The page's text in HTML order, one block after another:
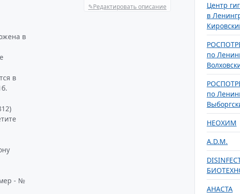
✎Редактировать описание
в
в
- №
Центр
в
по
по
НЕОХИМ
A.D.М.
АНАСТА